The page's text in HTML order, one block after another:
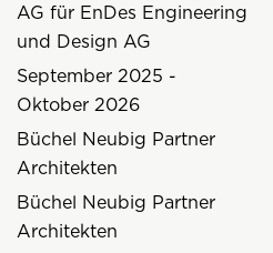
AG für EnDes Engineering
und Design AG
September 2025 -
Oktober 2026
Büchel Neubig Partner
Architekten
Büchel Neubig Partner
Architekten